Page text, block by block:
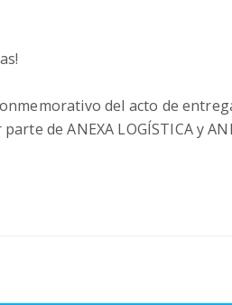
del acto de
de ANEXA LOGÍSTICA y
de ANEXA LOGÍSTICA y
recaudada durante